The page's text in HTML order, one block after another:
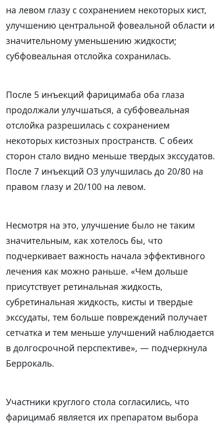
на левом глазу с сохранением некоторых кист,
улучшению центральной фовеальной области и
значительному уменьшению жидкости;
субфовеальная отслойка сохранилась.
После 5 инъекций фарицимаба оба глаза
продолжали улучшаться, а субфовеальная
отслойка разрешилась с сохранением
некоторых кистозных пространств. С обеих
сторон стало видно меньше твердых экссудатов.
После 7 инъекций ОЗ улучшилась до 20/80 на
правом глазу и 20/100 на левом.
Несмотря на это, улучшение было не таким
значительным, как хотелось бы, что
подчеркивает важность начала эффективного
лечения как можно раньше. «Чем дольше
присутствует ретинальная жидкость,
субретинальная жидкость, кисты и твердые
экссудаты, тем больше повреждений получает
сетчатка и тем меньше улучшений наблюдается
в долгосрочной перспективе», — подчеркнула
Беррокаль.
Участники круглого стола согласились, что
фарицимаб является их препаратом выбора